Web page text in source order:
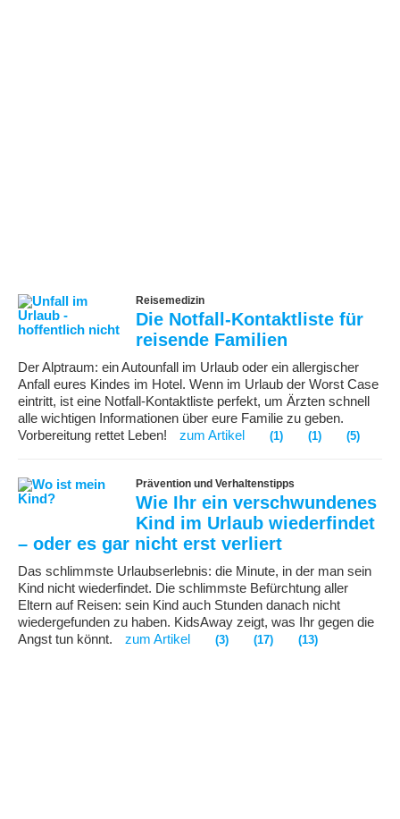
Reisemedizin
Die Notfall-Kontaktliste für
reisende Familien
Der Alptraum: ein Autounfall im Urlaub oder ein allergischer
Anfall eures Kindes im Hotel. Wenn im Urlaub der Worst Case
eintritt, ist eine Notfall-Kontaktliste perfekt, um Ärzten schnell
alle wichtigen Informationen über eure Familie zu geben.
Vorbereitung rettet Leben!
zum Artikel (1) (1) (5)
Prävention und Verhaltenstipps
Wie Ihr ein verschwundenes
Kind im Urlaub wiederfindet
– oder es gar nicht erst verliert
Das schlimmste Urlaubserlebnis: die Minute, in der man sein
Kind nicht wiederfindet. Die schlimmste Befürchtung aller
Eltern auf Reisen: sein Kind auch Stunden danach nicht
wiedergefunden zu haben. KidsAway zeigt, was Ihr gegen die
Angst tun könnt.
zum Artikel (3) (17) (13)